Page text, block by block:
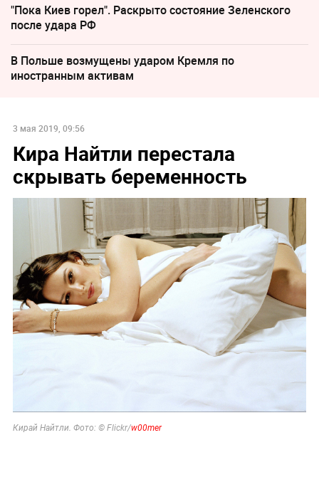
"Пока Киев горел". Раскрыто состояние Зеленского
после удара РФ
В Польше возмущены ударом Кремля по
иностранным активам
3 мая 2019, 09:56
Кира Найтли перестала
скрывать беременность
Кирай Найтли. Фото: © Flickr/w00mer